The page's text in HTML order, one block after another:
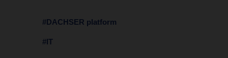
#DACHSER platform
#IT